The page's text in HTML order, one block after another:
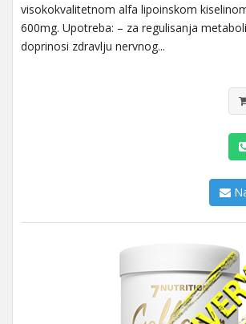
visokokvalitetnom alfa lipoinskom
600mg. Upotreba: – za regulisanja
doprinosi zdravlju nervnog...